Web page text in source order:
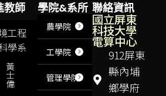
聯絡資訊
國立屏東
科技大學
電算中心
912屏東
縣內埔
鄉學府
學院&系所
農學院
工學院
管理學院
教師
工程
學系
黃
士
偉